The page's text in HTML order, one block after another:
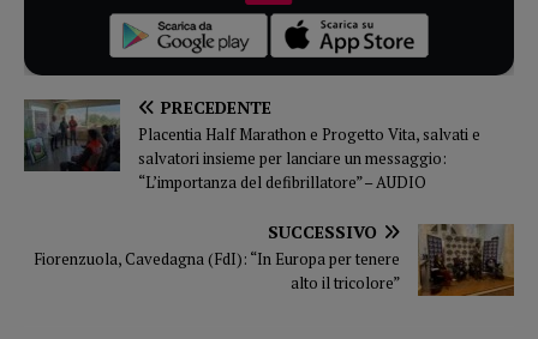
PRECEDENTE
Placentia Half Marathon e Progetto Vita, salvati e
salvatori insieme per lanciare un messaggio:
“L’importanza del defibrillatore” – AUDIO
SUCCESSIVO
Fiorenzuola, Cavedagna (FdI): “In Europa per tenere
alto il tricolore”